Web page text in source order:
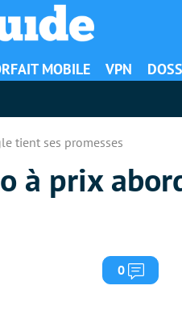
MOBILE VPN
tient ses promesses
à prix
0